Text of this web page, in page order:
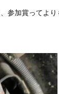
参加賞ってよ